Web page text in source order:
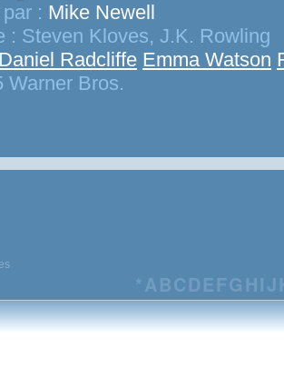
: Mike Newell
: Steven Kloves, J.K. Rowling
Daniel Radcliffe Emma Watson
Warner Bros.
*ABCDEFG HIJ